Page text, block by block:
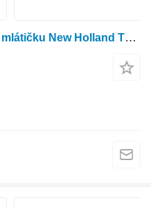
Závěsné ložisko pro sklízecí mlátičku New Holland TX63